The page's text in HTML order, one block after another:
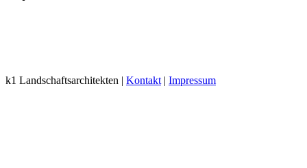
k1 Landschaftsarchitekten | Kontakt | Impressum